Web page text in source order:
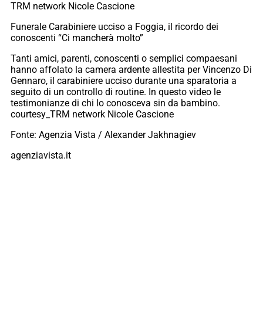
TRM network Nicole Cascione
Funerale Carabiniere ucciso a Foggia, il ricordo dei
conoscenti “Ci mancherà molto”
Tanti amici, parenti, conoscenti o semplici compaesani
hanno affolato la camera ardente allestita per Vincenzo Di
Gennaro, il carabiniere ucciso durante una sparatoria a
seguito di un controllo di routine. In questo video le
testimonianze di chi lo conosceva sin da bambino.
courtesy_TRM network Nicole Cascione
Fonte: Agenzia Vista / Alexander Jakhnagiev
agenziavista.it